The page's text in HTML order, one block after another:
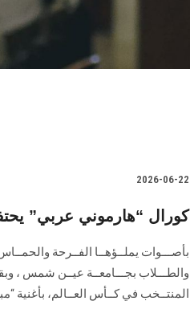
2026-06-22
كورال “هارموني عربي”
بأصـــوات يملــؤهــا الفــرحة
والطـــلاب بجـــامعــة عيــن شمس ،
المنتــخب في كــأس العــالم، بأغنية